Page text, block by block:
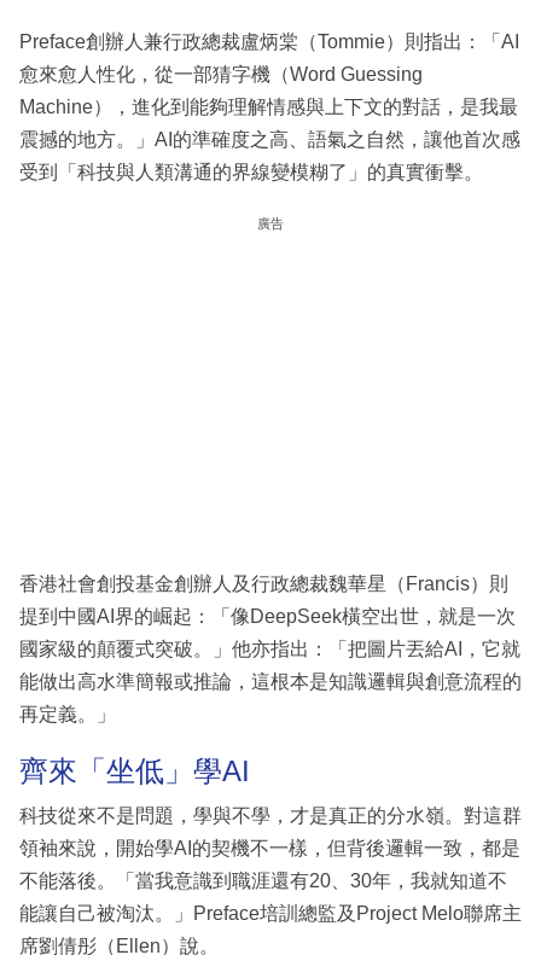
Preface創辦人兼行政總裁盧炳棠（Tommie）則指出：「AI
愈來愈人性化，從一部猜字機（Word Guessing
Machine），進化到能夠理解情感與上下文的對話，是我最
震撼的地方。」AI的準確度之高、語氣之自然，讓他首次感
受到「科技與人類溝通的界線變模糊了」的真實衝擊。
廣告
香港社會創投基金創辦人及行政總裁魏華星（Francis）則
提到中國AI界的崛起：「像DeepSeek橫空出世，就是一次
國家級的顛覆式突破。」他亦指出：「把圖片丟給AI，它就
能做出高水準簡報或推論，這根本是知識邏輯與創意流程的
再定義。」
齊來「坐低」學AI
科技從來不是問題，學與不學，才是真正的分水嶺。對這群
領袖來說，開始學AI的契機不一樣，但背後邏輯一致，都是
不能落後。「當我意識到職涯還有20、30年，我就知道不
能讓自己被淘汰。」Preface培訓總監及Project Melo聯席主
席劉倩彤（Ellen）說。